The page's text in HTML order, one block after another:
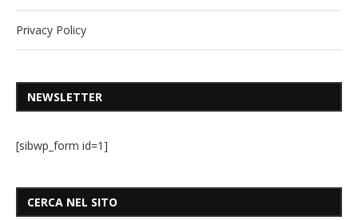
Privacy Policy
NEWSLETTER
[sibwp_form id=1]
CERCA NEL SITO